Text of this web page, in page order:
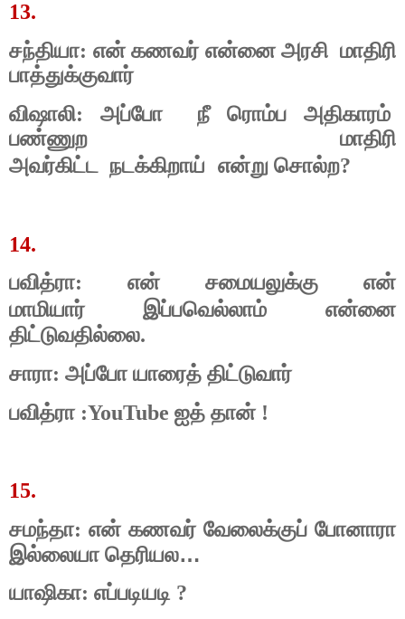
13.
சந்தியா: என் கணவர் என்னை அரசி மாதிரி
பாத்துக்குவார்
விஷாலி: அப்போ
நீ ரொம்ப அதிகாரம்
பண்ணுற மாதிரி
அவர்கிட்ட நடக்கிறாய் என்று சொல்ற?
14.
பவித்ரா: என் சமையலுக்கு என்
மாமியார் இப்பவெல்லாம் என்னை
திட்டுவதில்லை.
சாரா: அப்போ யாரைத் திட்டுவார்
பவித்ரா :YouTube ஐத் தான் !
15.
சமந்தா: என் கணவர் வேலைக்குப் போனாரா
இல்லையா தெரியல…
யாஷிகா: எப்படியடி ?